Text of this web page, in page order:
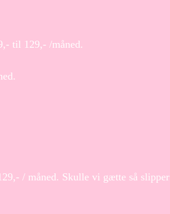
til 129,- /måned.
/ måned. Skulle vi gætte så slipper